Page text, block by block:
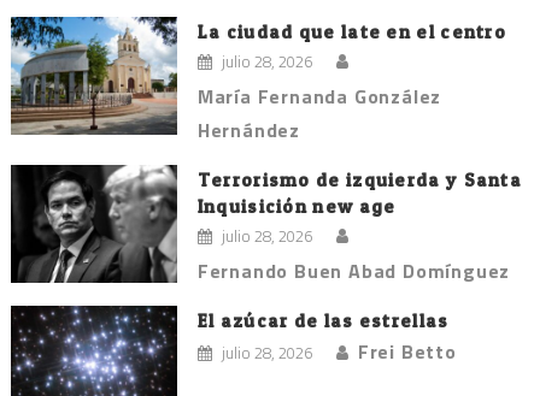
La ciudad que late en el centro
julio 28, 2026
María Fernanda González
Hernández
Terrorismo de izquierda y Santa
Inquisición new age
julio 28, 2026
Fernando Buen Abad Domínguez
El azúcar de las estrellas
julio 28, 2026 Frei Betto